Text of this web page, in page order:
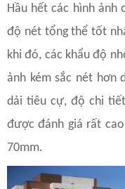
Hầu hết các hình ảnh
độ nét tổng thể tốt
khi đó, các khẩu độ
ảnh kém sắc nét hơn
dải tiêu cự, độ chi
được đánh giá rất
70mm.